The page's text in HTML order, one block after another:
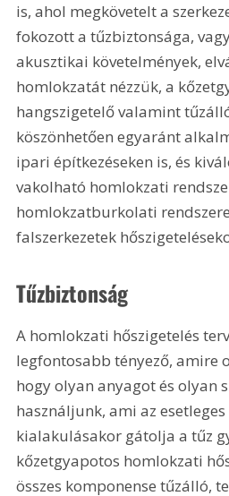
is, ahol megkövetelt a
fokozott a tűzbiztonsága,
akusztikai követelmények,
homlokzatát nézzük, a
hangszigetelő valamint
köszönhetően egyaránt
ipari építkezéseken is, és
vakolható homlokzati
homlokzatburkolati
falszerkezetek
Tűzbiztonság
A homlokzati hőszigetelés
legfontosabb tényező, amire
hogy olyan anyagot és olyan
használjunk, ami az
kialakulásakor gátolja a tűz
kőzetgyapotos homlokzati
összes komponense tűzálló,